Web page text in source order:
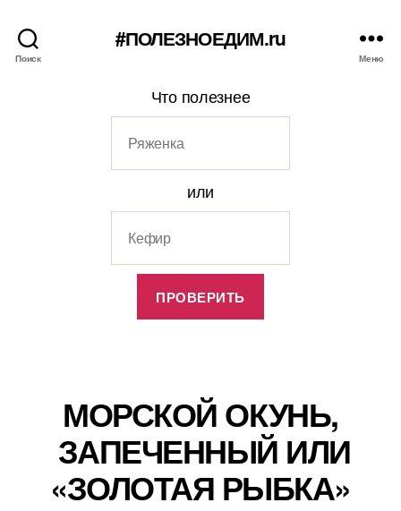
Поиск
#ПОЛЕЗНОЕДИМ.ru
Меню
Что полезнее
или
МОРСКОЙ ОКУНЬ,
ЗАПЕЧЕННЫЙ ИЛИ
«ЗОЛОТАЯ РЫБКА»